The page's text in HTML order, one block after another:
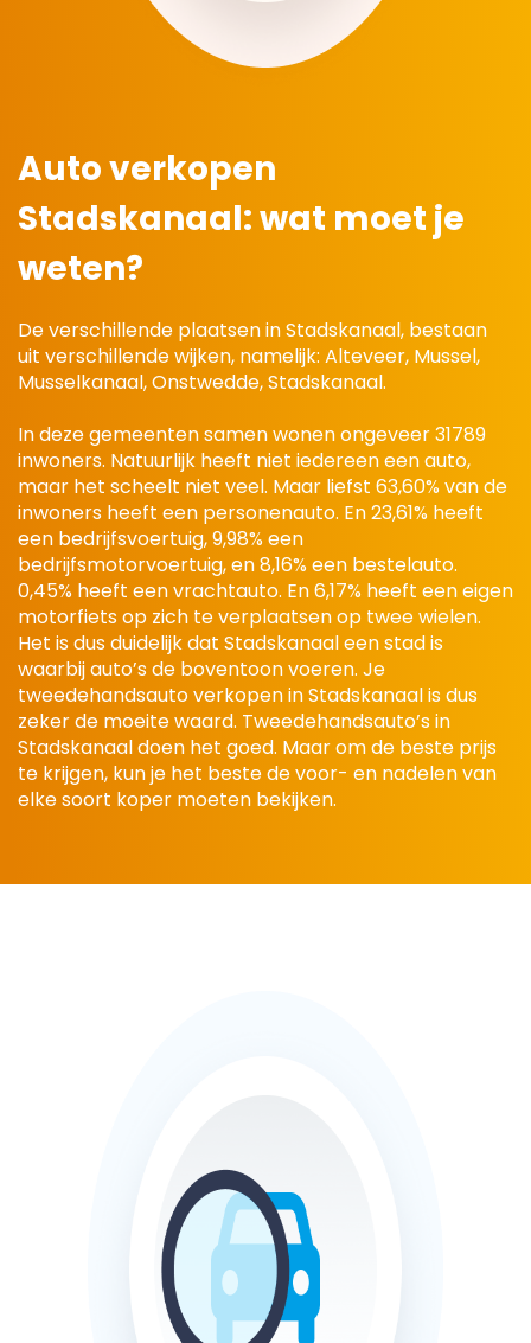
Auto verkopen
Stadskanaal: wat moet je
weten?
De verschillende plaatsen in Stadskanaal, bestaan
uit verschillende wijken, namelijk: Alteveer, Mussel,
Musselkanaal, Onstwedde, Stadskanaal.
In deze gemeenten samen wonen ongeveer 31789
inwoners. Natuurlijk heeft niet iedereen een auto,
maar het scheelt niet veel. Maar liefst 63,60% van de
inwoners heeft een personenauto. En 23,61% heeft
een bedrijfsvoertuig, 9,98% een
bedrijfsmotorvoertuig, en 8,16% een bestelauto.
0,45% heeft een vrachtauto. En 6,17% heeft een eigen
motorfiets op zich te verplaatsen op twee wielen.
Het is dus duidelijk dat Stadskanaal een stad is
waarbij auto’s de boventoon voeren. Je
tweedehandsauto verkopen in Stadskanaal is dus
zeker de moeite waard. Tweedehandsauto’s in
Stadskanaal doen het goed. Maar om de beste prijs
te krijgen, kun je het beste de voor- en nadelen van
elke soort koper moeten bekijken.